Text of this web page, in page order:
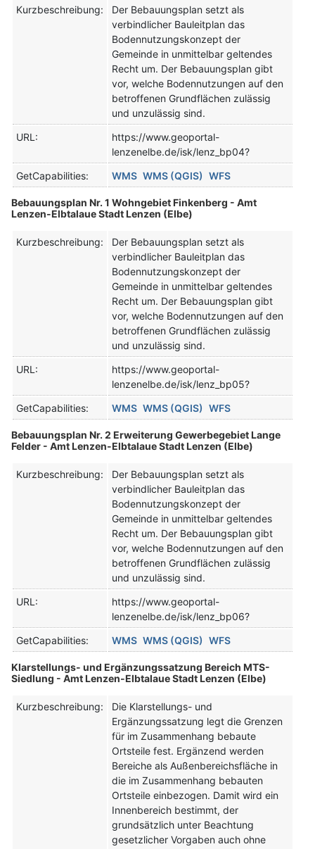
Kurzbeschreibung:
Der Bebauungsplan setzt als
verbindlicher Bauleitplan das
Bodennutzungskonzept der
Gemeinde in unmittelbar geltendes
Recht um. Der Bebauungsplan gibt
vor, welche Bodennutzungen auf den
betroffenen Grundflächen zulässig
und unzulässig sind.
URL:
https://www.geoportal-
lenzenelbe.de/isk/lenz_bp04?
GetCapabilities:
WMS WMS (QGIS) WFS
Bebauungsplan Nr. 1 Wohngebiet Finkenberg - Amt
Lenzen-Elbtalaue Stadt Lenzen (Elbe)
Kurzbeschreibung:
Der Bebauungsplan setzt als
verbindlicher Bauleitplan das
Bodennutzungskonzept der
Gemeinde in unmittelbar geltendes
Recht um. Der Bebauungsplan gibt
vor, welche Bodennutzungen auf den
betroffenen Grundflächen zulässig
und unzulässig sind.
URL:
https://www.geoportal-
lenzenelbe.de/isk/lenz_bp05?
GetCapabilities:
WMS WMS (QGIS) WFS
Bebauungsplan Nr. 2 Erweiterung Gewerbegebiet Lange
Felder - Amt Lenzen-Elbtalaue Stadt Lenzen (Elbe)
Kurzbeschreibung:
Der Bebauungsplan setzt als
verbindlicher Bauleitplan das
Bodennutzungskonzept der
Gemeinde in unmittelbar geltendes
Recht um. Der Bebauungsplan gibt
vor, welche Bodennutzungen auf den
betroffenen Grundflächen zulässig
und unzulässig sind.
URL:
https://www.geoportal-
lenzenelbe.de/isk/lenz_bp06?
GetCapabilities:
WMS WMS (QGIS) WFS
Klarstellungs- und Ergänzungssatzung Bereich MTS-
Siedlung - Amt Lenzen-Elbtalaue Stadt Lenzen (Elbe)
Kurzbeschreibung:
Die Klarstellungs- und
Ergänzungssatzung legt die Grenzen
für im Zusammenhang bebaute
Ortsteile fest. Ergänzend werden
Bereiche als Außenbereichsfläche in
die im Zusammenhang bebauten
Ortsteile einbezogen. Damit wird ein
Innenbereich bestimmt, der
grundsätzlich unter Beachtung
gesetzlicher Vorgaben auch ohne